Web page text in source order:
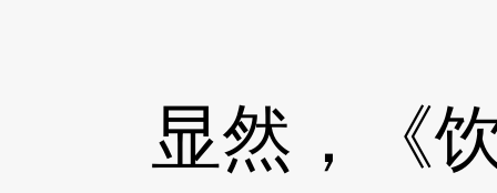
显然，《饮